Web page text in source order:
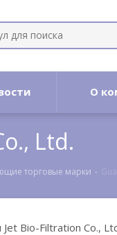
О
Ltd.
торговые марки -
Bio-Filtration Co.,